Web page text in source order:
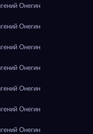
Онегин
Онегин
Онегин
Онегин
Онегин
Онегин
Онегин